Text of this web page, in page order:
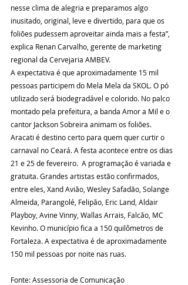
nesse clima de alegria e preparamos algo
inusitado, original, leve e divertido, para que os
foliões pudessem aproveitar ainda mais a festa”,
explica Renan Carvalho, gerente de marketing
regional da Cervejaria AMBEV.
A expectativa é que aproximadamente 15 mil
pessoas participem do Mela Mela da SKOL. O pó
utilizado será biodegradável e colorido. No palco
montado pela prefeitura, a banda Amor a Mil e o
cantor Jackson Sobreira animam os foliões.
Aracati é destino certo para quem quer curtir o
carnaval no Ceará. A festa acontece entre os dias
21 e 25 de fevereiro.  A programação é variada e
gratuita. Grandes artistas estão confirmados,
entre eles, Xand Avião, Wesley Safadão, Solange
Almeida, Parangolé, Felipão, Eric Land, Aldair
Playboy, Avine Vinny, Wallas Arrais, Falcão, MC
Kevinho. O município fica a 150 quilômetros de
Fortaleza. A expectativa é de aproximadamente
150 mil pessoas por noite nas ruas.
Fonte: Assessoria de Comunicação